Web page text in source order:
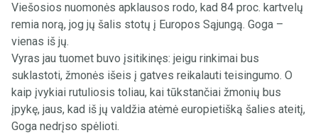
Viešosios nuomonės apklausos rodo, kad 84 proc. kartvelų
remia norą, jog jų šalis stotų į Europos Sąjungą. Goga –
vienas iš jų.
Vyras jau tuomet buvo įsitikinęs: jeigu rinkimai bus
suklastoti, žmonės išeis į gatves reikalauti teisingumo. O
kaip įvykiai rutuliosis toliau, kai tūkstančiai žmonių bus
įpykę, jaus, kad iš jų valdžia atėmė europietišką šalies ateitį,
Goga nedrįso spėlioti.